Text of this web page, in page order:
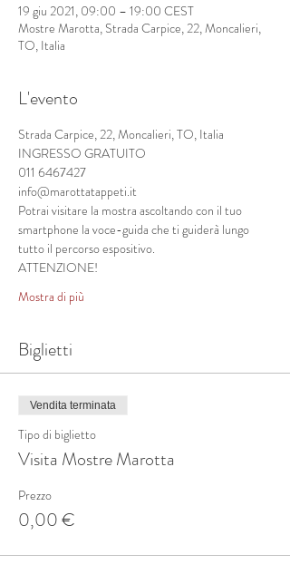
19 giu 2021, 09:00 – 19:00 CEST
Mostre Marotta, Strada Carpice, 22, Moncalieri,
TO, Italia
L'evento
Strada Carpice, 22, Moncalieri, TO, Italia
INGRESSO GRATUITO
011 6467427
info@marottatappeti.it
Potrai visitare la mostra ascoltando con il tuo
smartphone la voce-guida che ti guiderà lungo
tutto il percorso espositivo.
ATTENZIONE!
Mostra di più
Biglietti
Vendita terminata
Tipo di biglietto
Visita Mostre Marotta
Prezzo
0,00 €